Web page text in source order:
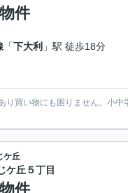
件
「下大利 」駅 徒歩18分
買い物にも困りません。小
ケ丘
ケ丘５丁目
件